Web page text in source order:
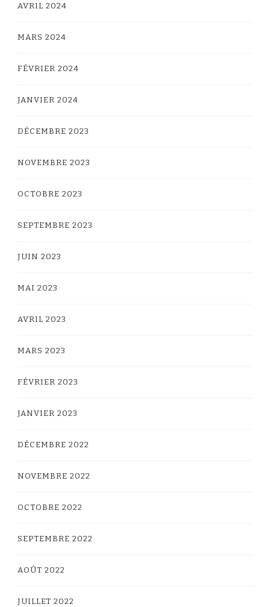
AVRIL 2024
MARS 2024
FÉVRIER 2024
JANVIER 2024
DÉCEMBRE 2023
NOVEMBRE 2023
OCTOBRE 2023
SEPTEMBRE 2023
JUIN 2023
MAI 2023
AVRIL 2023
MARS 2023
FÉVRIER 2023
JANVIER 2023
DÉCEMBRE 2022
NOVEMBRE 2022
OCTOBRE 2022
SEPTEMBRE 2022
AOÛT 2022
JUILLET 2022